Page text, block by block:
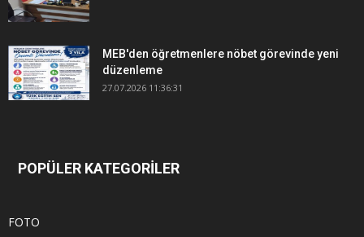
MEB'den öğretmenlere nöbet görevinde yeni
düzenleme
27.07.2026 11:36:31
POPÜLER KATEGORİLER
FOTO